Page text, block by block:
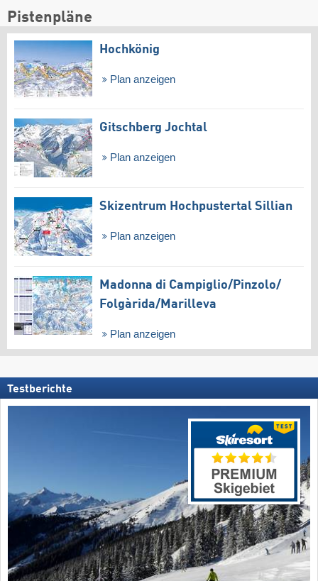
Pistenpläne
Hochkönig
Plan anzeigen
Gitschberg Jochtal
Plan anzeigen
Skizentrum Hochpustertal Sillian
Plan anzeigen
Madonna di Campiglio/​Pinzolo/​
Folgàrida/​Marilleva
Plan anzeigen
Testberichte